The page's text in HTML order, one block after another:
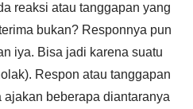
reaksi atau tanggapan yang
bukan? Responnya pun
iya. Bisa jadi karena suatu
Respon atau tanggapan
beberapa diantaranya